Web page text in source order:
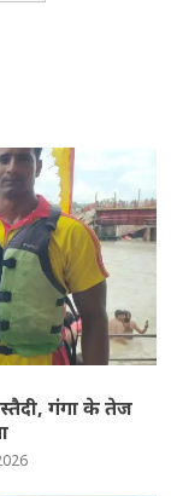
गंगा के तेज